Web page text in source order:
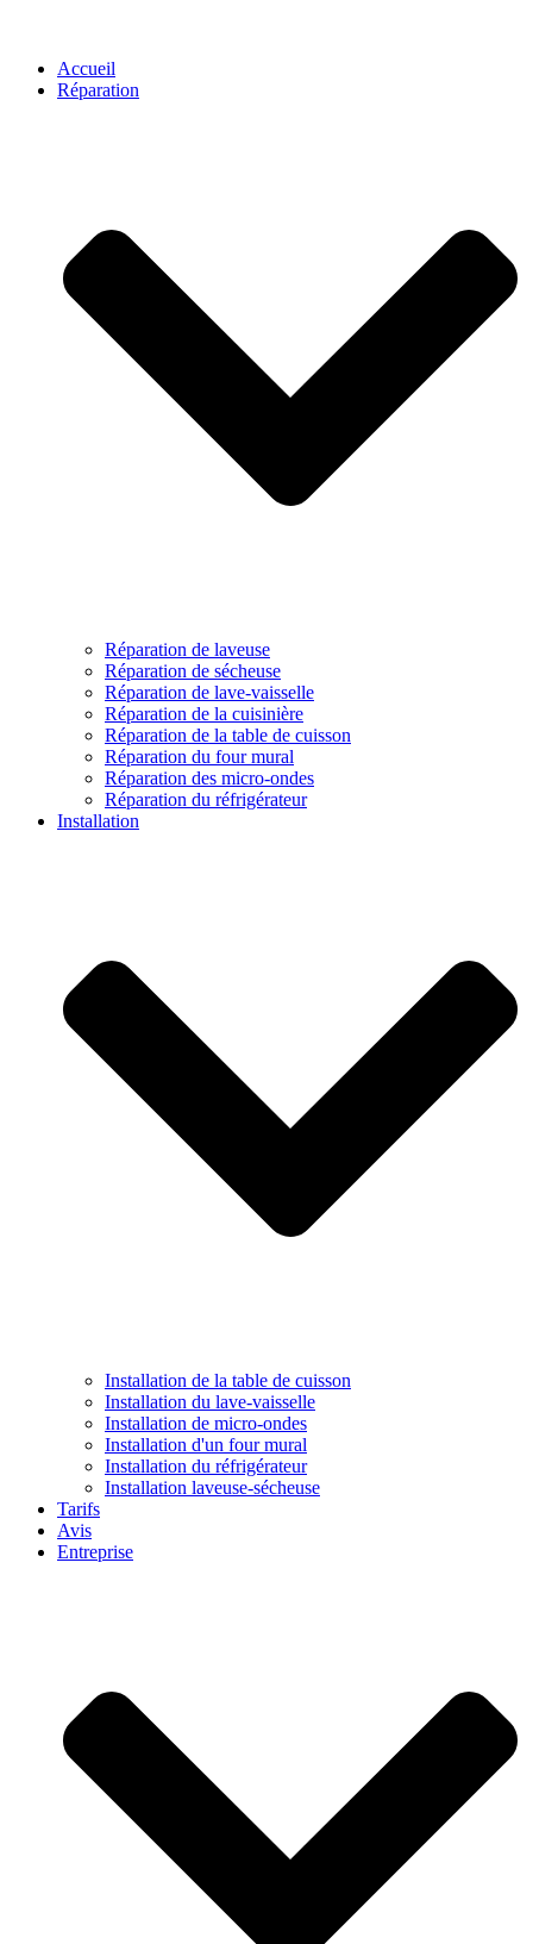
Accueil
Réparation
Réparation de laveuse
Réparation de sécheuse
Réparation de lave-vaisselle
Réparation de la cuisinière
Réparation de la table de cuisson
Réparation du four mural
Réparation des micro-ondes
Réparation du réfrigérateur
Installation
Installation de la table de cuisson
Installation du lave-vaisselle
Installation de micro-ondes
Installation d'un four mural
Installation du réfrigérateur
Installation laveuse-sécheuse
Tarifs
Avis
Entreprise